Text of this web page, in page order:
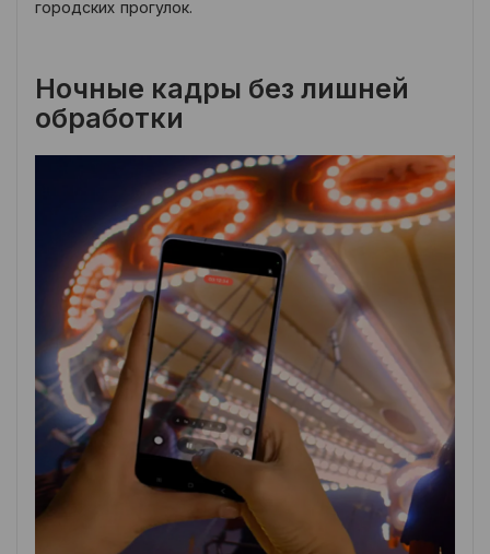
городских прогулок.
Ночные кадры без лишней
обработки